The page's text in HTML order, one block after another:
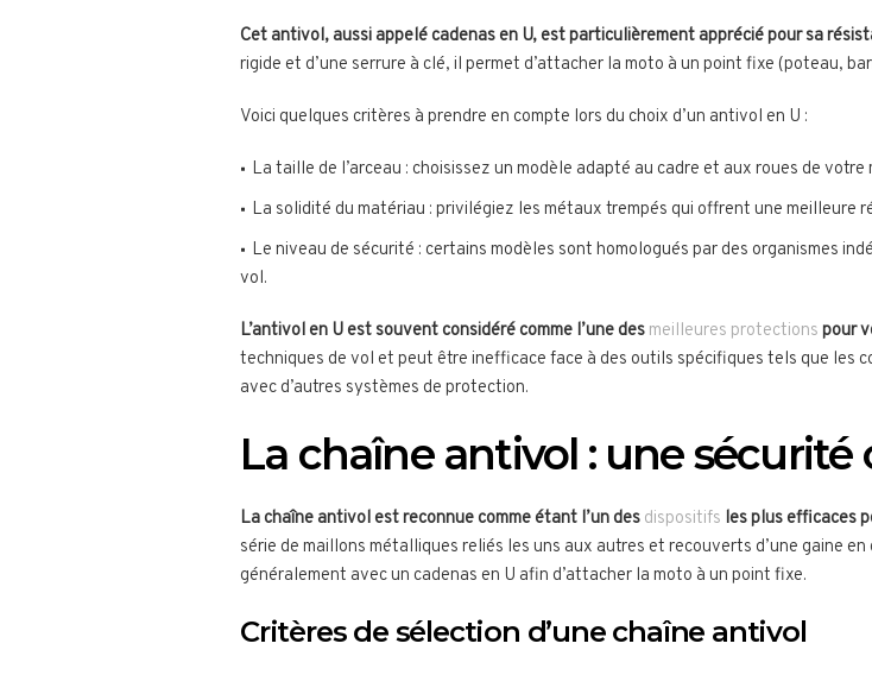
Cet antivol, aussi appelé cadenas en U, est particulièrement apprécié pour sa
rigide et d’une serrure à clé, il permet d’attacher la moto à un point fixe (poteau,
Voici quelques critères à prendre en compte lors du choix d’un antivol en U :
La taille de l’arceau : choisissez un modèle adapté au cadre et aux roues de votre
La solidité du matériau : privilégiez les métaux trempés qui offrent une meilleure
Le niveau de sécurité : certains modèles sont homologués par des organismes
vol.
L’antivol en U est souvent considéré comme l’une des meilleures protections pour
techniques de vol et peut être inefficace face à des outils spécifiques tels que les
avec d’autres systèmes de protection.
La chaîne antivol : une
La chaîne antivol est reconnue comme étant l’un des dispositifs les plus efficaces
série de maillons métalliques reliés les uns aux autres et recouverts d’une gaine
généralement avec un cadenas en U afin d’attacher la moto à un point fixe.
Critères de sélection d’une chaîne antivol